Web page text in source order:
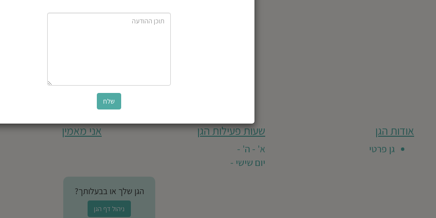
אני מאמין שעות פעילות הגן
א' - ה' -
יום שישי -
אודות הגן
גן פרטי
הגן שלך או בבעלותך?
ניהול דף הגן